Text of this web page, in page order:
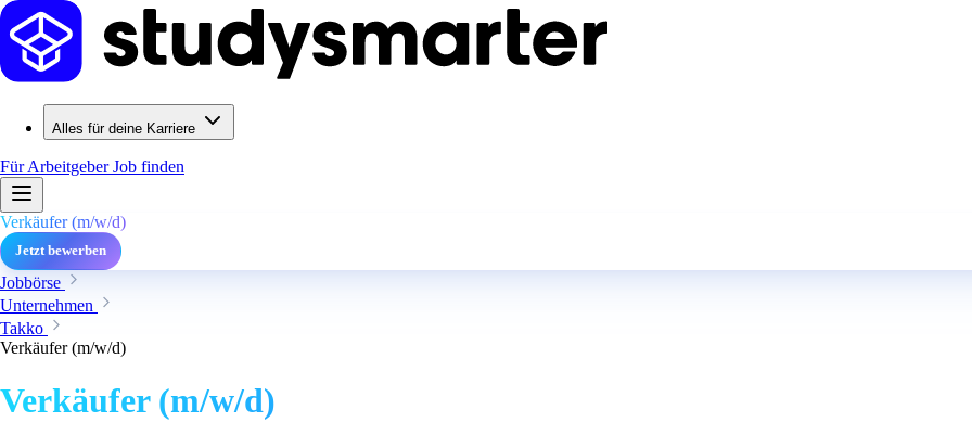
Alles für deine Karriere
Für ArbeitgeberJob finden
Verkäufer (m/w/d)
Jetzt bewerben
Jobbörse
Unternehmen
Takko
Verkäufer (m/w/d)
Verkäufer (m/w/d)